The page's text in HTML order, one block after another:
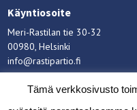
Käyntiosoite
Meri-Rastilan tie 30-32
00980, Helsinki
info@rastipartio.fi
Rastipartio ©Copyright2026.
Tämä verkkosivusto